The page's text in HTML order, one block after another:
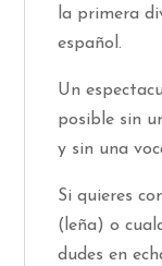
la primera
español.
Un
posible sin
y sin una
Si quieres
(leña) o
dudes en